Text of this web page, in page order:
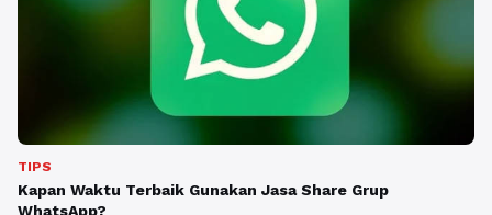
TIPS
Kapan Waktu Terbaik Gunakan Jasa Share Grup
WhatsApp?